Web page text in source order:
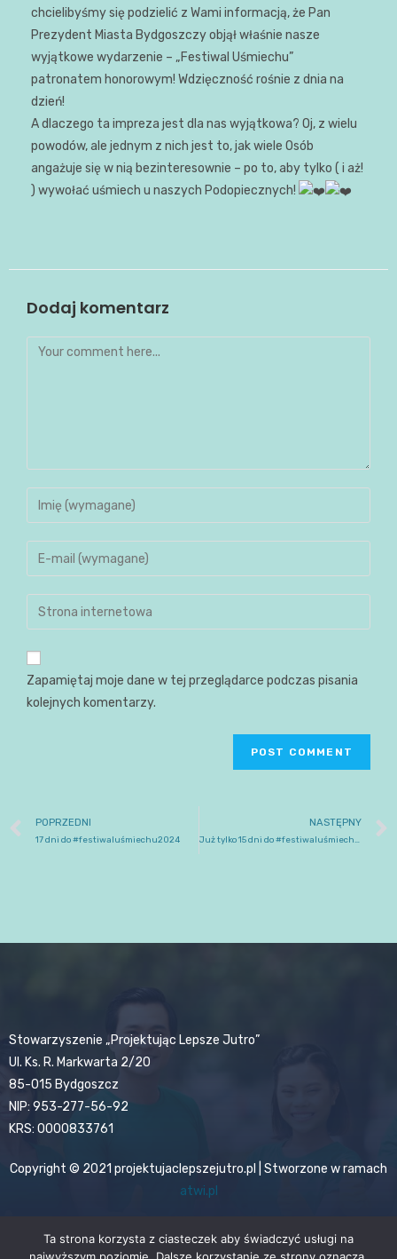
chcielibyśmy się podzielić z Wami informacją, że Pan
Prezydent Miasta Bydgoszczy objął właśnie nasze
wyjątkowe wydarzenie – „Festiwal Uśmiechu”
patronatem honorowym! Wdzięczność rośnie z dnia na
dzień!
A dlaczego ta impreza jest dla nas wyjątkowa? Oj, z wielu
powodów, ale jednym z nich jest to, jak wiele Osób
angażuje się w nią bezinteresownie – po to, aby tylko ( i aż!
) wywołać uśmiech u naszych Podopiecznych!
Dodaj komentarz
Zapamiętaj moje dane w tej przeglądarce podczas pisania
kolejnych komentarzy.
POPRZEDNI
17 dni do #festiwaluśmiechu2024
NASTĘPNY
Stowarzyszenie „Projektując Lepsze Jutro”
Ul. Ks. R. Markwarta 2/20
85-015 Bydgoszcz
NIP: 953-277-56-92
KRS: 0000833761
Copyright © 2021 projektujaclepszejutro.pl | Stworzone w ramach
atwi.pl
Ta strona korzysta z ciasteczek aby świadczyć usługi na